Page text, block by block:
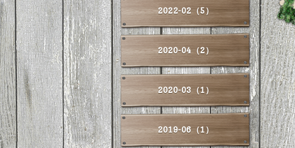
2022-02（5）
2020-04（2）
2020-03（1）
2019-06（1）